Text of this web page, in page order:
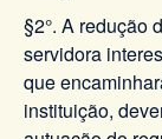
§2°. A redução
servidora
que
instituição,